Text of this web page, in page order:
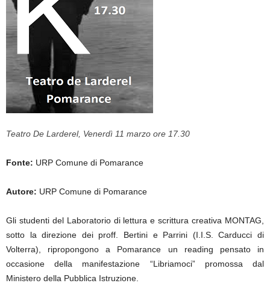
Teatro De Larderel, Venerdì 11 marzo ore 17.30
Fonte: URP Comune di Pomarance
Autore: URP Comune di Pomarance
Gli studenti del Laboratorio di lettura e scrittura creativa MONTAG,
sotto la direzione dei proff. Bertini e Parrini (I.I.S. Carducci di
Volterra), ripropongono a Pomarance un reading pensato in
occasione della manifestazione “Libriamoci” promossa dal
Ministero della Pubblica Istruzione.